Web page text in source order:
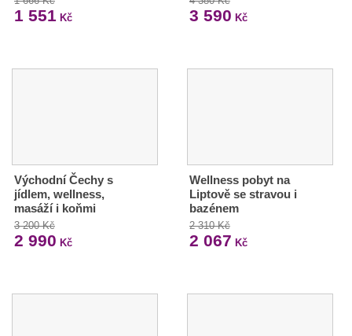
1 551 Kč 3 590 Kč
Východní Čechy s
jídlem, wellness,
masáží i koňmi
3 200 Kč
2 990 Kč
Wellness pobyt na
Liptově se stravou i
bazénem
2 310 Kč
2 067 Kč